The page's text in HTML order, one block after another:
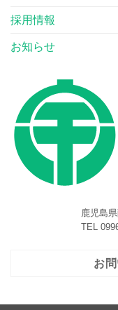
採用情報
お知らせ
鹿児島
TEL
お